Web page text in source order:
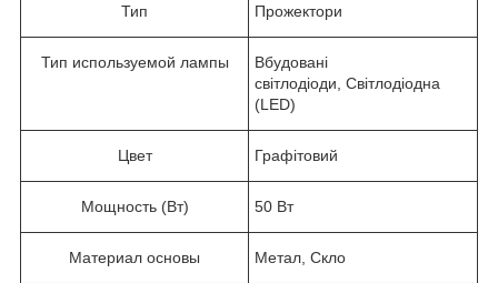
Тип Прожектори
Тип используемой лампы
Вбудовані
світлодіоди, Світлодіодна
(LED)
Цвет Графітовий
Мощность (Вт) 50 Вт
Материал основы Метал, Скло